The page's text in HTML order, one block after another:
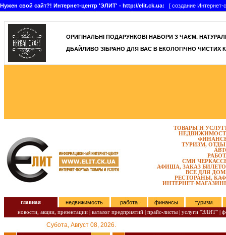
Нужен свой сайт?! Интернет-центр 'ЭЛИТ' - http://elit.ck.ua: [ создание Интернет-
]
ОРИГІНАЛЬНІ ПОДАРУНКОВІ НАБОРИ З ЧАЄМ.
ДБАЙЛИВО ЗІБРАНО ДЛЯ ВАС В ЕКОЛОГІЧНО ЧИСТИХ
ТОВАРЫ И
ТУРИЗМ,
СМИ
АФИША, ЗАКАЗ
ВСЕ ДЛЯ
РЕСТОРАНЫ,
ИНТЕРНЕТ-
главная недвижимость работа финансы
туризм
новости, акции, презентации | каталог предприятий | прайс-листы | услуги "ЭЛИТ" |
Субота, Август 08, 2026.